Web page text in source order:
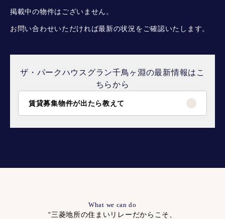
掲載中の物件はございません。
お問い合わせいただければ最新の状況をご確認いたします。
ザ・パークハウスグラン千鳥ヶ淵の最新情報はこ
ちらから
賃貸募集物件が出たら教えて
What we can do
“三菱地所の住まいリレーだからこそ、